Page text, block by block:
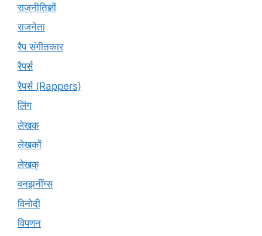
राजनीतिज्ञों
राजनेता
रैप संगीतकार
रैपर्स
रैपर्स (Rappers)
लिंग
लेखक
लेखकों
लेखक्
वनझनींग्स
विनोदी
विपणन